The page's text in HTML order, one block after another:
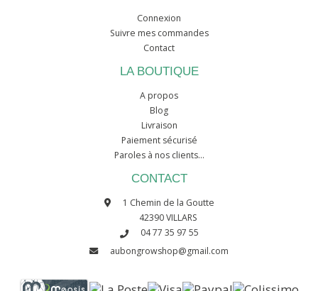
Connexion
Suivre mes commandes
Contact
LA BOUTIQUE
A propos
Blog
Livraison
Paiement sécurisé
Paroles à nos clients...
CONTACT
1 Chemin de la Goutte
42390 VILLARS
04 77 35 97 55
aubongrowshop@gmail.com